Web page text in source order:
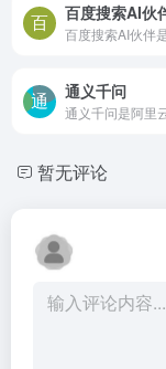
通义千问
暂无评论